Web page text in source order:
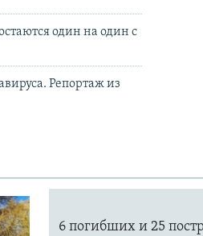
один на один с
Репортаж из